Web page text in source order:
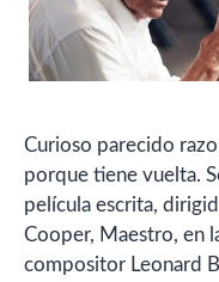
Curioso parecido
porque tiene vuelta.
película escrita,
Cooper, Maestro, en
compositor Leonard